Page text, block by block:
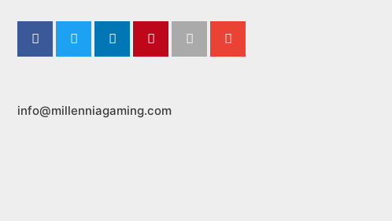
info@millenniagaming.com